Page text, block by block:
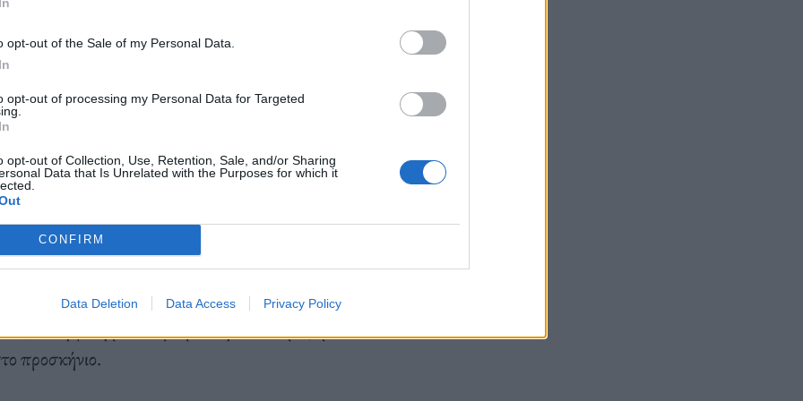
opt-out of the Sale of my Personal Data.
opt-out of processing my Personal Data for Targeted
opt-out of Collection, Use, Retention, Sale, and/or Sharing
Data that Is Unrelated with the Purposes for which it
CONFIRM
Data Deletion Data Access Privacy Policy
μεγαλύτερο “status” από εκείνες που δεν έχουν
μωρά, καθώς πάντα είχα άλλες
μετά κι άλλες σπουδές, έρωτες μεγάλους και
πένθος που ακολουθούσε αυτές τις
έως και χρόνια. Όλη η ζωή μέχρι τα 37 μου
Πού μυαλό για παιδιά, οικογένεια, και μια
προσκήνιο.